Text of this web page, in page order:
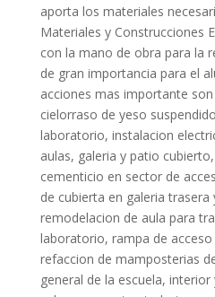
aporta los materiales
Materiales y Construcciones
con la mano de obra para la
de gran importancia para el
acciones mas importante
cielorraso de yeso
laboratorio, instalacion
aulas, galeria y patio
cementicio en sector de
de cubierta en galeria
remodelacion de aula para
laboratorio, rampa de
refaccion de mamposterias
general de la escuela,